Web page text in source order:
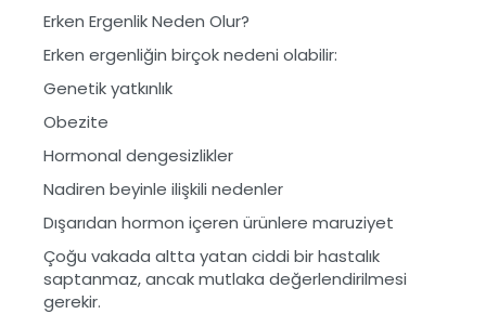
Erken Ergenlik Neden Olur?
Erken ergenliğin birçok nedeni olabilir:
Genetik yatkınlık
Obezite
Hormonal dengesizlikler
Nadiren beyinle ilişkili nedenler
Dışarıdan hormon içeren ürünlere maruziyet
Çoğu vakada altta yatan ciddi bir hastalık
saptanmaz, ancak mutlaka değerlendirilmesi
gerekir.